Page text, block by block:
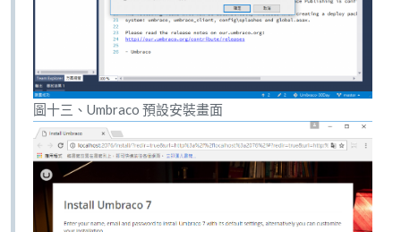
圖十三、Umbraco 預設安裝畫面